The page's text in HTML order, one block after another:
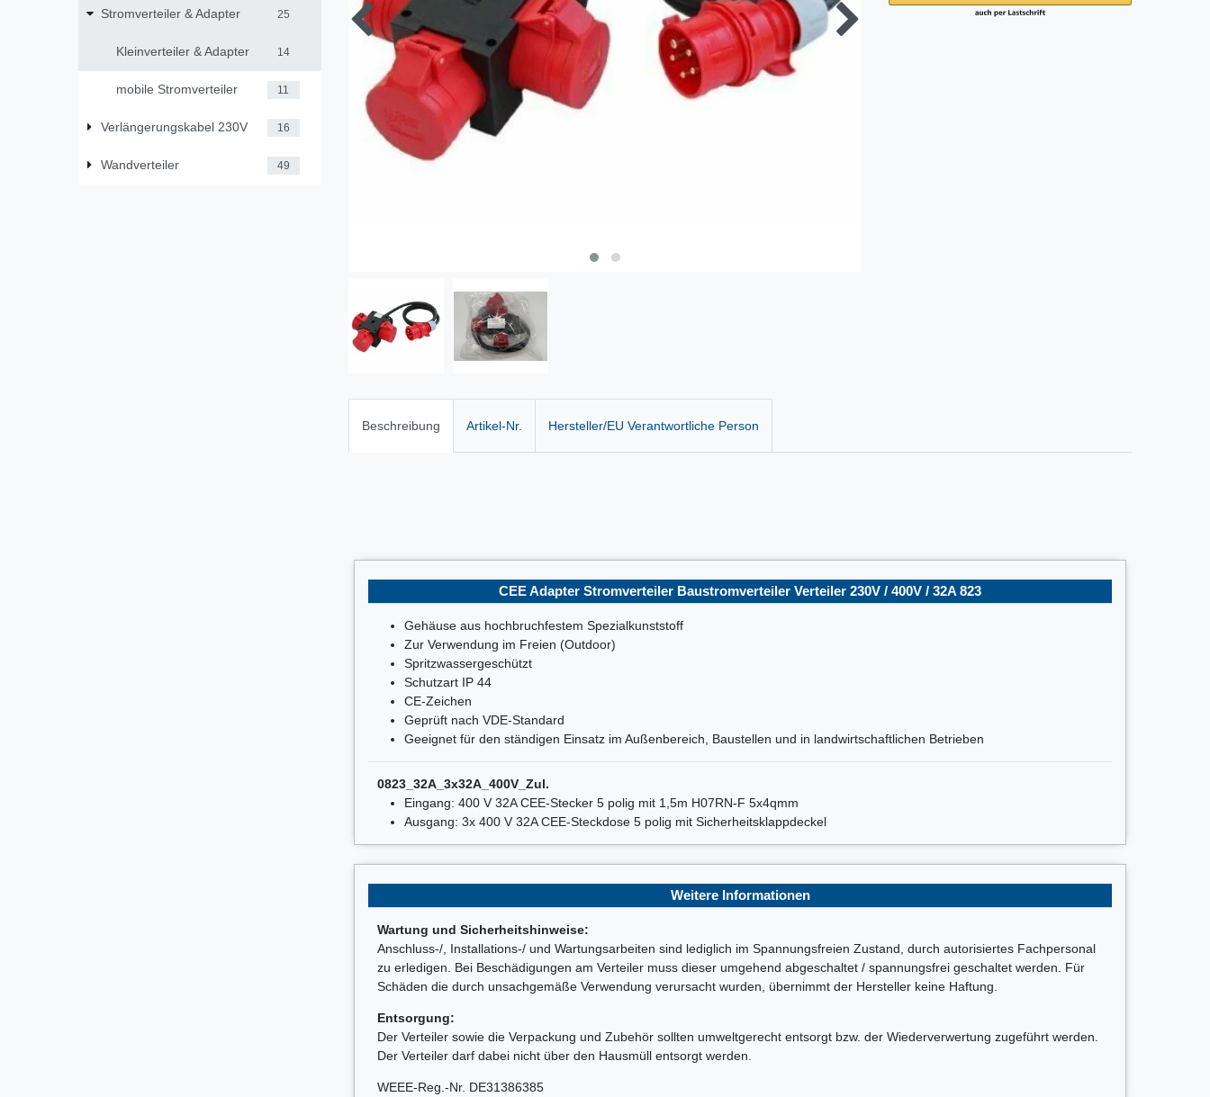
Stromverteiler & Adapter 25
Kleinverteiler & Adapter 14
mobile Stromverteiler 11
Verlängerungskabel 230V 16
Wandverteiler 49
Beschreibung Artikel-Nr. Hersteller/EU Verantwortliche Person
CEE Adapter Stromverteiler Baustromverteiler Verteiler 230V / 400V / 32A 823
Gehäuse aus hochbruchfestem Spezialkunststoff
Zur Verwendung im Freien (Outdoor)
Spritzwassergeschützt
Schutzart IP 44
CE-Zeichen
Geprüft nach VDE-Standard
Geeignet für den ständigen Einsatz im Außenbereich, Baustellen und in landwirtschaftlichen Betrieben
0823_32A_3x32A_400V_Zul.
Eingang: 400 V 32A CEE-Stecker 5 polig mit 1,5m H07RN-F 5x4qmm
Ausgang: 3x 400 V 32A CEE-Steckdose 5 polig mit Sicherheitsklappdeckel
Weitere Informationen
Wartung und Sicherheitshinweise:
Anschluss-/, Installations-/ und Wartungsarbeiten sind lediglich im Spannungsfreien Zustand, durch autorisiertes Fachpersonal
zu erledigen. Bei Beschädigungen am Verteiler muss dieser umgehend abgeschaltet / spannungsfrei geschaltet werden. Für
Schäden die durch unsachgemäße Verwendung verursacht wurden, übernimmt der Hersteller keine Haftung.
Entsorgung:
Der Verteiler sowie die Verpackung und Zubehör sollten umweltgerecht entsorgt bzw. der Wiederverwertung zugeführt werden.
Der Verteiler darf dabei nicht über den Hausmüll entsorgt werden.
WEEE-Reg.-Nr. DE31386385